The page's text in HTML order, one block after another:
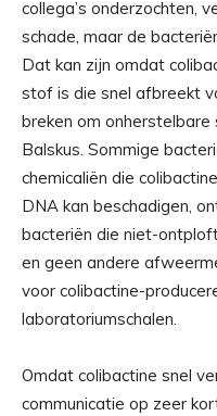
collega’s onderzochten,
schade, maar de
Dat kan zijn omdat
stof is die snel afbreekt
breken om
Balskus. Sommige
chemicaliën die
DNA kan beschadigen,
bacteriën die niet-
en geen andere
voor colibactine-
laboratoriumschalen.
Omdat colibactine snel
communicatie op zeer